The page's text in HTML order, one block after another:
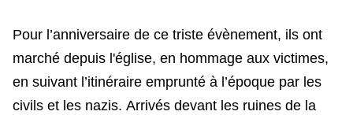
Pour l’anniversaire de ce triste évènement, ils ont
marché depuis l'église, en hommage aux victimes,
en suivant l’itinéraire emprunté à l’époque par les
civils et les nazis. Arrivés devant les ruines de la